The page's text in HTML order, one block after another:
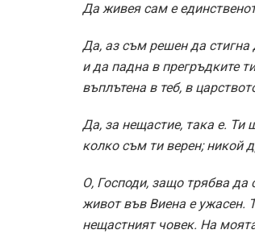
Да живея сам е
Да, аз съм решен да стигна
и да падна в прегръдките
въплътена в теб, в
Да, за нещастие, така е. Ти
колко съм ти верен; никой
О, Господи, защо трябва да
живот във Виена е ужасен.
нещастният човек. На